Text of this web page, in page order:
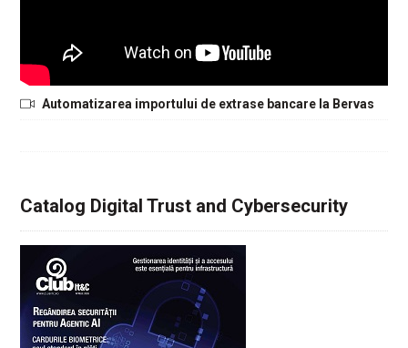
Automatizarea importului de extrase bancare la Bervas
Catalog Digital Trust and Cybersecurity